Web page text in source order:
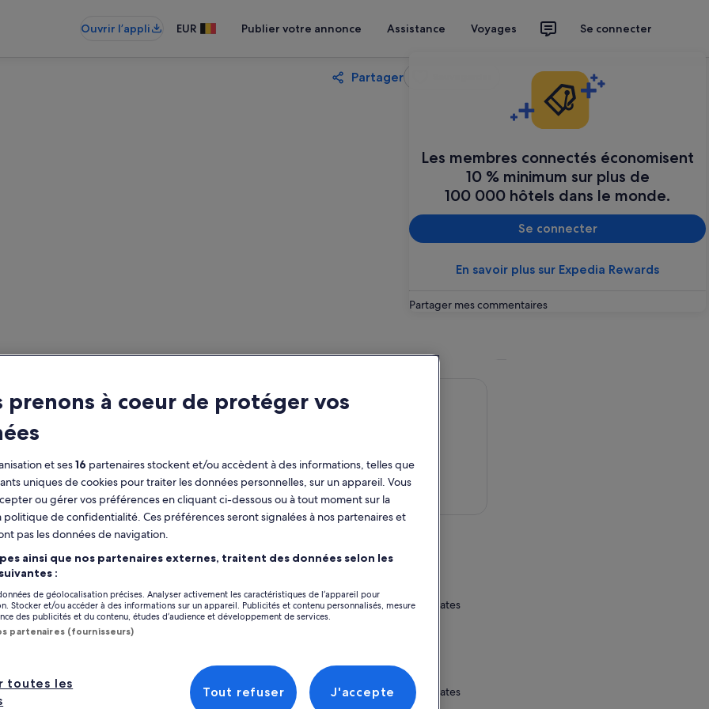
Ouvrir l’appli EUR Publier votre annonce Assistance Voyages Se connecter
Les membres connectés économisent
10 % minimum sur plus de
100 000 hôtels dans le monde.
Se connecter
En savoir plus sur Expedia Rewards
Partager mes commentaires
Partager
Annulation
gratuite
Coupon sur
mobile
Confirmation
immédiate
excursion en kayak sur la côte de Sonoma
emmène au bord du magnifique océan
rencontre la mer. Les oiseaux, les
le passage occasionnel des baleines et
sur la rivière sont les points forts de
pagayer sur la rivière et marcher sur la
tout en admirant l'océan Pacifique.
plus
Afficher dans la carte
10451 CA-1
95450, Jenner, California, United States
10451 California 1
95450, Jenner, California, United States
prenons à coeur de protéger vos
et ses16 partenaires stockent et/ou accèdent à des informations, telles que
uniques de cookies pour traiter les données personnelles, sur un appareil. Vous
ou gérer vos préférences en cliquant ci-dessous ou à tout moment sur la
politique de confidentialité. Ces préférences seront signalées à nos partenaires et
pas les données de navigation.
ainsi que nos partenaires externes, traitent des données selon les
:
de géolocalisation précises. Analyser activement les caractéristiques de l’appareil pour
Stocker et/ou accéder à des informations sur un appareil. Publicités et contenu personnalisés, mesure
des publicités et du contenu, études d’audience et développement de services.
partenaires (fournisseurs)
toutes les
Tout refuser J'accepte